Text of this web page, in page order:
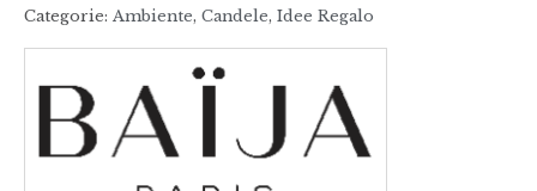
Categorie: Ambiente, Candele, Idee Regalo